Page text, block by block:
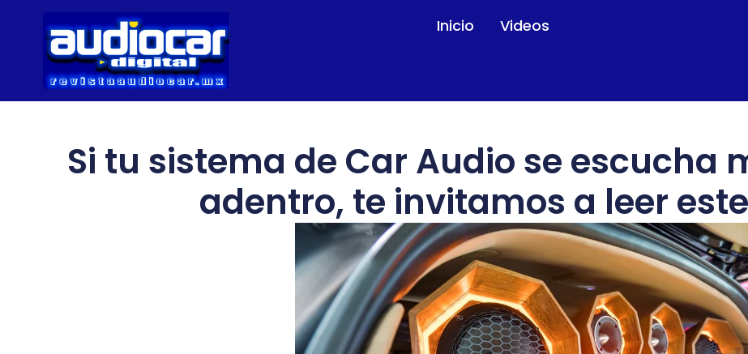
Inicio Videos
Si tu sistema de Car Audio se escucha
adentro, te invitamos a leer